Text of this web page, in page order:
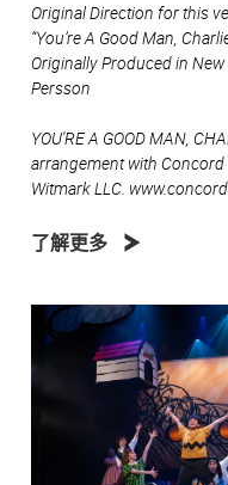
Original Direction for this
“You’re A Good Man,
Originally Produced in
Persson
YOU'RE A GOOD MAN,
arrangement with
Witmark LLC.
了解更多